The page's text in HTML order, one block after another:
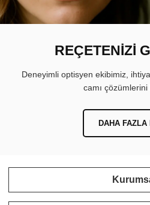
REÇETENİZİ
Deneyimli optisyen ekibimiz,
camı çözümlerini
DAHA FAZLA